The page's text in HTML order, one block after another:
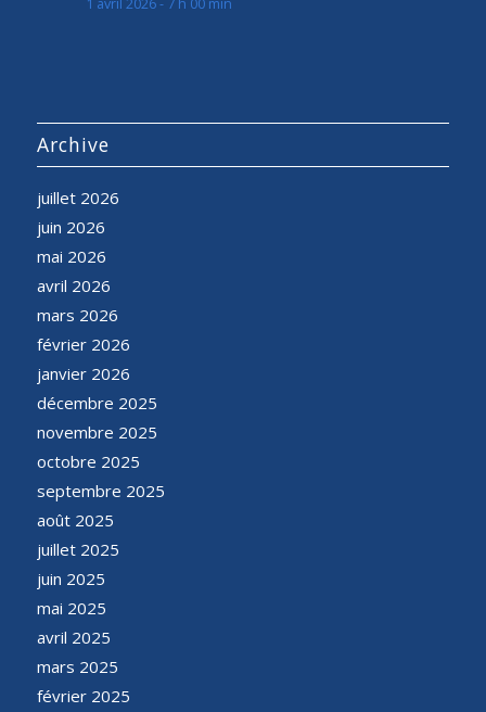
1 avril 2026 - 7 h 00 min
Archive
juillet 2026
juin 2026
mai 2026
avril 2026
mars 2026
février 2026
janvier 2026
décembre 2025
novembre 2025
octobre 2025
septembre 2025
août 2025
juillet 2025
juin 2025
mai 2025
avril 2025
mars 2025
février 2025